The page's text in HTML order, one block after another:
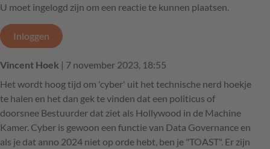
U moet ingelogd zijn om een reactie te kunnen plaatsen.
Inloggen
Vincent Hoek | 7 november 2023, 18:55
Het wordt hoog tijd om 'cyber' uit het technische nerd hoekje
te halen en het dan gek te vinden dat een politicus of
doorsnee Bestuurder dat ziet als Hollywood in de Machine
Kamer. Cyber is gewoon een functie van Data Governance en
als je dat anno 2024 niet op orde hebt, ben je "TOAST". Er zijn